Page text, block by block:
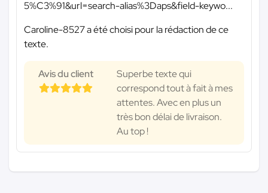
5%C3%91&url=search-alias%3Daps&field-keywo...
Caroline-8527 a été choisi pour la rédaction de ce
texte.
Avis du client
Superbe texte qui
correspond tout à fait à mes
attentes. Avec en plus un
très bon délai de livraison.
Au top !